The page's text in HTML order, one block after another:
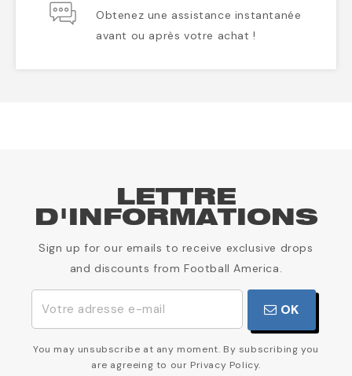
Obtenez une assistance instantanée
avant ou après votre achat !
LETTRE
D'INFORMATIONS
Sign up for our emails to receive exclusive drops
and discounts from Football America.
OK
You may unsubscribe at any moment. By subscribing you
are agreeing to our Privacy Policy.